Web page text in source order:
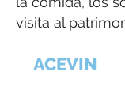
visita al
ACEVIN